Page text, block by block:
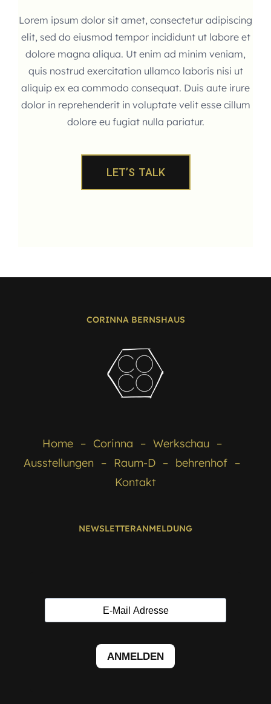
Lorem ipsum dolor sit amet, consectetur adipiscing
elit, sed do eiusmod tempor incididunt ut labore et
dolore magna aliqua. Ut enim ad minim veniam,
quis nostrud exercitation ullamco laboris nisi ut
aliquip ex ea commodo consequat. Duis aute irure
dolor in reprehenderit in voluptate velit esse cillum
dolore eu fugiat nulla pariatur.
LET’S TALK
CORINNA BERNSHAUS
Home Corinna
Werkschau
Ausstellungen
Raum-D
behrenhof
Kontakt
NEWSLETTERANMELDUNG
ANMELDEN